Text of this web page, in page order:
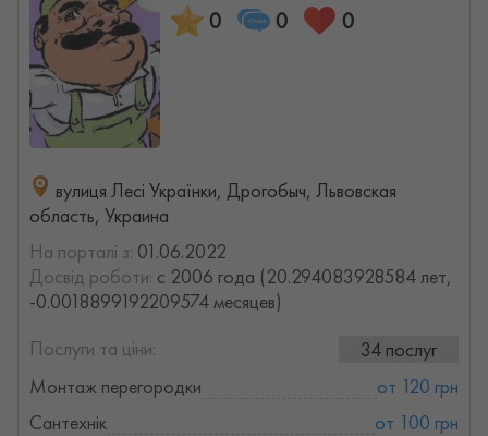
0 0 0
вулиця Лесі Українки, Дрогобыч, Львовская
область, Украина
На порталі з: 01.06.2022
Досвід роботи: с 2006 года (20.294083928584 лет,
-0.0018899192209574 месяцев)
Послуги та ціни:
34 послуг
Монтаж перегородки
от 120 грн
Сантехнік
от 100 грн